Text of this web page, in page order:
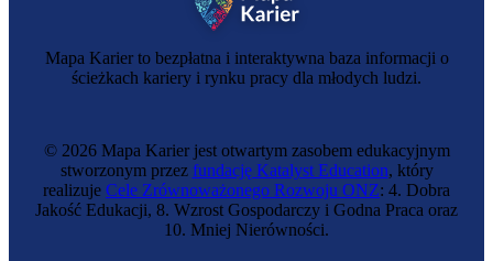
Mapa Karier to bezpłatna i interaktywna baza informacji o
ścieżkach kariery i rynku pracy dla młodych ludzi.
© 2026 Mapa Karier jest otwartym zasobem edukacyjnym
stworzonym przez fundację Katalyst Education, który
realizuje Cele Zrównoważonego Rozwoju ONZ: 4. Dobra
Jakość Edukacji, 8. Wzrost Gospodarczy i Godna Praca oraz
10. Mniej Nierówności.